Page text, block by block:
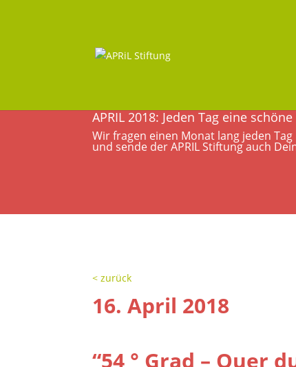
APRIL 2018: Jeden Tag eine
Wir fragen einen Monat lang jeden
und sende der APRIL Stiftung auch
< zurück
16. April 2018
“54 ° Grad – Quer